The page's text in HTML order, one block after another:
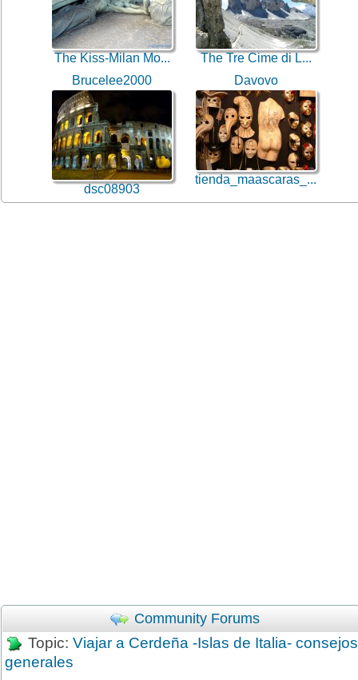
The Kiss-Milan Mo...
The Tre Cime di L...
Brucelee2000
dsc08903
Davovo
tienda_maascaras_...
Community Forums
Topic: Viajar a Cerdeña -Islas de Italia- consejos
generales